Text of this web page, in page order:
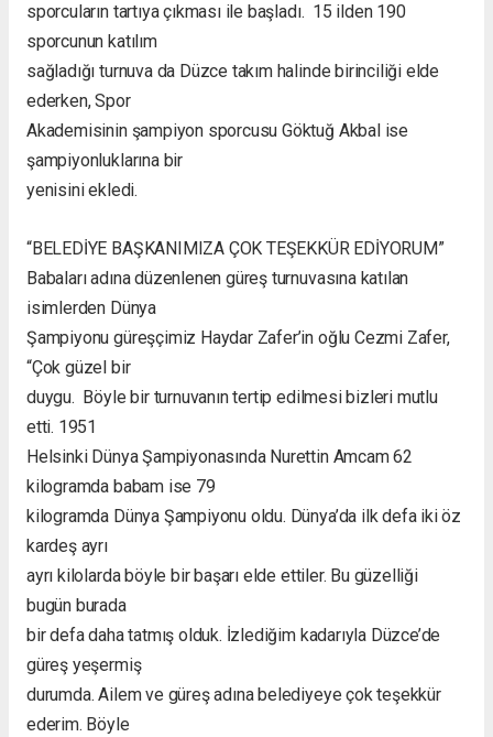
sporcuların tartıya çıkması ile başladı. 15 ilden 190
sporcunun katılım
sağladığı turnuva da Düzce takım halinde birinciliği elde
ederken, Spor
Akademisinin şampiyon sporcusu Göktuğ Akbal ise
şampiyonluklarına bir
yenisini ekledi.
“BELEDİYE BAŞKANIMIZA ÇOK TEŞEKKÜR EDİYORUM”
Babaları adına düzenlenen güreş turnuvasına katılan
isimlerden Dünya
Şampiyonu güreşçimiz Haydar Zafer’in oğlu Cezmi Zafer,
“Çok güzel bir
duygu. Böyle bir turnuvanın tertip edilmesi bizleri mutlu
etti. 1951
Helsinki Dünya Şampiyonasında Nurettin Amcam 62
kilogramda babam ise 79
kilogramda Dünya Şampiyonu oldu. Dünya’da ilk defa iki öz
kardeş ayrı
ayrı kilolarda böyle bir başarı elde ettiler. Bu güzelliği
bugün burada
bir defa daha tatmış olduk. İzlediğim kadarıyla Düzce’de
güreş yeşermiş
durumda. Ailem ve güreş adına belediyeye çok teşekkür
ederim. Böyle